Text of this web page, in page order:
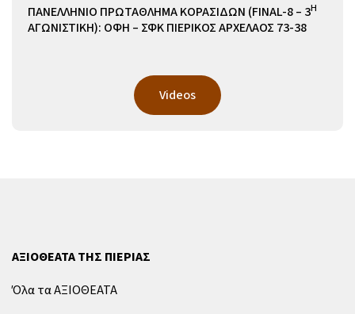
ΠΑΝΕΛΛΗΝΙΟ ΠΡΩΤΑΘΛΗΜΑ ΚΟΡΑΣΙΔΩΝ (FINAL-8 – 3Η
ΑΓΩΝΙΣΤΙΚΗ): ΟΦΗ – ΣΦΚ ΠΙΕΡΙΚΟΣ ΑΡΧΕΛΑΟΣ 73-38
Videos
ΑΞΙΟΘΕΑΤΑ ΤΗΣ ΠΙΕΡΙΑΣ
Όλα τα ΑΞΙΟΘΕΑΤΑ